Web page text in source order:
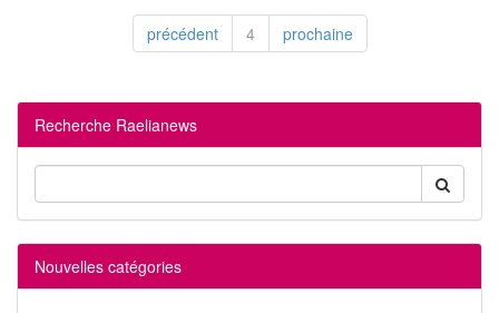
précédent 4 prochaine
Recherche Raelianews
Nouvelles catégories